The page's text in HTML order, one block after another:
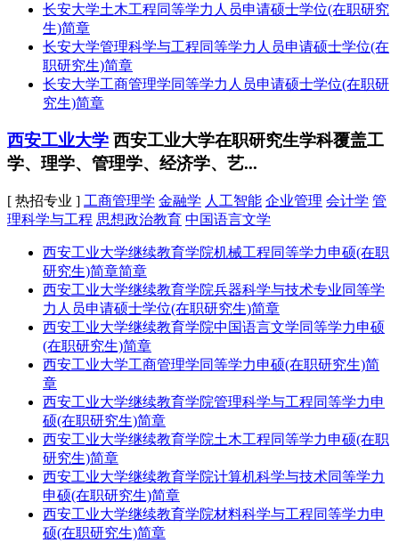
长安大学土木工程同等学力人员申请硕士学位(在职研究
生)简章
长安大学管理科学与工程同等学力人员申请硕士学位(在
职研究生)简章
长安大学工商管理学同等学力人员申请硕士学位(在职研
究生)简章
西安工业大学 西安工业大学在职研究生学科覆盖工
学、理学、管理学、经济学、艺...
[ 热招专业 ] 工商管理学 金融学 人工智能 企业管理 会计学 管
理科学与工程 思想政治教育 中国语言文学
西安工业大学继续教育学院机械工程同等学力申硕(在职
研究生)简章简章
西安工业大学继续教育学院兵器科学与技术专业同等学
力人员申请硕士学位(在职研究生)简章
西安工业大学继续教育学院中国语言文学同等学力申硕
(在职研究生)简章
西安工业大学工商管理学同等学力申硕(在职研究生)简
章
西安工业大学继续教育学院管理科学与工程同等学力申
硕(在职研究生)简章
西安工业大学继续教育学院土木工程同等学力申硕(在职
研究生)简章
西安工业大学继续教育学院计算机科学与技术同等学力
申硕(在职研究生)简章
西安工业大学继续教育学院材料科学与工程同等学力申
硕(在职研究生)简章